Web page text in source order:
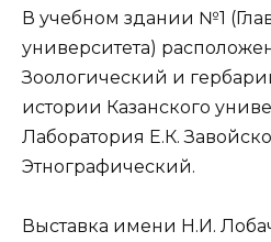
В учебном здании №1
университета)
Зоологический и
истории Казанского
Лаборатория Е.К.
Этнографический.
Выставка имени Н.И.